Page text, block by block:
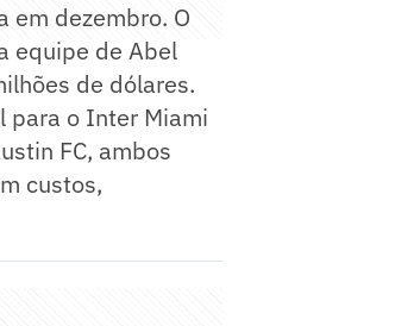
em dezembro. O
equipe de Abel
de dólares.
para o Inter Miami
FC, ambos
custos,